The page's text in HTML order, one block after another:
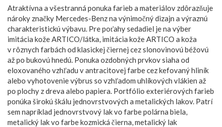
Atraktívna a všestranná ponuka farieb a materiálov zdôrazňuje
nároky značky Mercedes-Benz na výnimočný dizajn a výraznú
charakteristickú výbavu. Pre poťahy sedadiel je na výber
imitácia kože ARTICO/látka, imitácia kože ARTICO a koža
v rôznych farbách od klasickej čiernej cez slonovinovú béžovú
až po bukovú hnedú. Ponuka ozdobných prvkov siaha od
eloxovaného vzhľadu v antracitovej farbe cez kefovaný hliník
alebo vyhotovenie výbrus so vzhľadom uhlíkových vlákien až
po plochy z dreva alebo papiera. Portfólio exteriérových farieb
ponúka širokú škálu jednovrstvových a metalických lakov. Patrí
sem napríklad jednovrstvový lak vo farbe polárna biela,
metalický lak vo farbe kozmická čierna, metalický lak